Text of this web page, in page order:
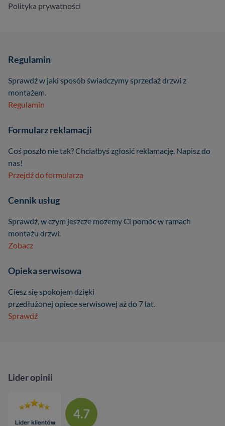
Polityka prywatności
Regulamin
Sprawdź w jaki sposób świadczymy sprzedaż drzwi z
montażem.
Regulamin
Formularz reklamacji
Coś poszło nie tak? Chciałbyś zgłosić reklamację. Napisz do
nas!
Przejdź do formularza
Cennik usług
Sprawdź, w czym jeszcze mozemy Ci pomóc w ramach
montażu drzwi.
Zobacz
Opieka serwisowa
Ciesz się spokojem dzięki
przedłużonej opiece serwisowej aż do 7 lat.
Sprawdź
Lider opinii
4.7